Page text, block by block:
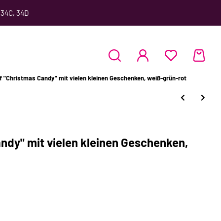
34D
Candy" mit vielen kleinen Geschenken, weiß-grün-rot
mit vielen kleinen Geschenken,